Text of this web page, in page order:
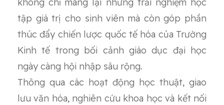
không chỉ mang lại những trải nghiệm học
tập giá trị cho sinh viên mà còn góp phần
thúc đẩy chiến lược quốc tế hóa của Trường
Kinh tế trong bối cảnh giáo dục đại học
ngày càng hội nhập sâu rộng.
Thông qua các hoạt động học thuật, giao
lưu văn hóa, nghiên cứu khoa học và kết nối